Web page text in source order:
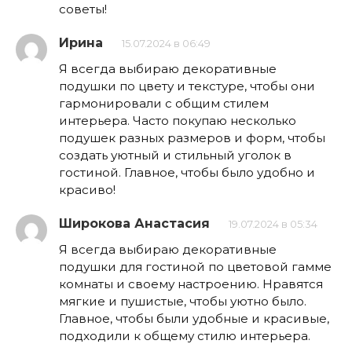
советы!
Ирина 15.07.2024 в 06:49
Я всегда выбираю декоративные
подушки по цвету и текстуре, чтобы они
гармонировали с общим стилем
интерьера. Часто покупаю несколько
подушек разных размеров и форм, чтобы
создать уютный и стильный уголок в
гостиной. Главное, чтобы было удобно и
красиво!
Широкова Анастасия 19.07.2024 в 05:34
Я всегда выбираю декоративные
подушки для гостиной по цветовой гамме
комнаты и своему настроению. Нравятся
мягкие и пушистые, чтобы уютно было.
Главное, чтобы были удобные и красивые,
подходили к общему стилю интерьера.